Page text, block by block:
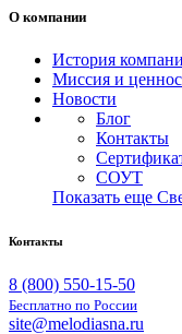
О компании
История
Миссия и
Новости
Блог
Контакты
СОУТ
Показать еще
Контакты
8 (800) 550-15-50
Бесплатно по России
site@melodiasna.ru